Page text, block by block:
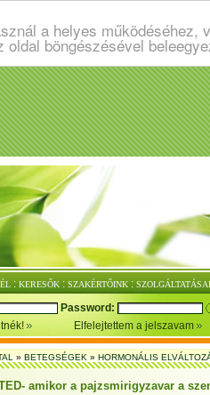
a helyes
oldal böngészésével
: KERESŐK : SZAKÉRTŐINK :
Password:
Elfelejtettem a jelszavam
»BETEGSÉGEK»HORMONÁLIS
amikor a pajzsmirigyzavar a